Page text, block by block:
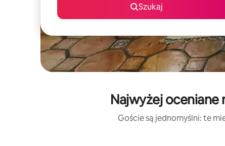
Szukaj
Najwyżej
Goście są jednomyślni: te